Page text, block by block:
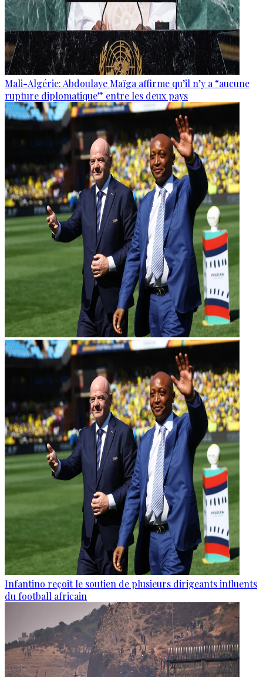
Mali-Algérie: Abdoulaye Maïga affirme qu’il n’y a “aucune
rupture diplomatique” entre les deux pays
Infantino reçoit le soutien de plusieurs dirigeants influents
du football africain